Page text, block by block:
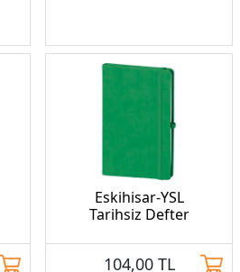
Eskihisar-YSL
Tarihsiz Defter
104,00 TL